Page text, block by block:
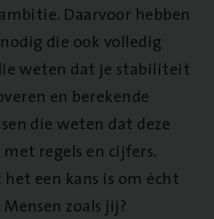
Daarvoor hebben
die ook volledig
weten dat je stabiliteit
en berekende
die weten dat deze
regels en cijfers.
een kans is om écht
zoals jij?